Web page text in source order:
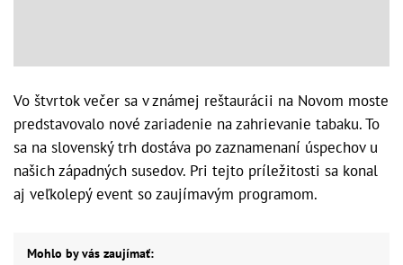
Vo štvrtok večer sa v známej reštaurácii na Novom moste
predstavovalo nové zariadenie na zahrievanie tabaku. To
sa na slovenský trh dostáva po zaznamenaní úspechov u
našich západných susedov. Pri tejto príležitosti sa konal
aj veľkolepý event so zaujímavým programom.
Mohlo by vás zaujímať: